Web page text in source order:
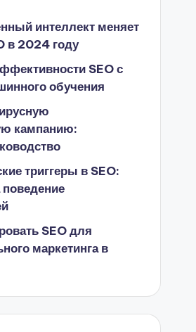
интеллект меняет
в 2024 году
SEO с
обучения
кампанию:
триггеры в SEO:
поведение
SEO для
маркетинга в